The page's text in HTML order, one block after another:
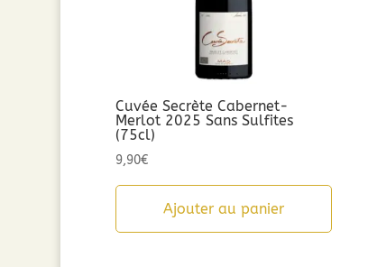
Cuvée Secrète Cabernet-
Merlot 2025 Sans Sulfites
(75cl)
9,90€
Ajouter au panier